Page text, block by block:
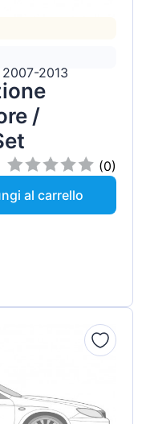
2007-2013
/
(0)
al carrello